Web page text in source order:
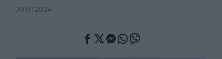
30.01.2024